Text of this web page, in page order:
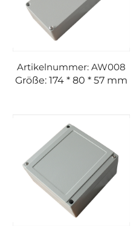
Artikelnummer: AW008
Größe: 174 * 80 * 57 mm